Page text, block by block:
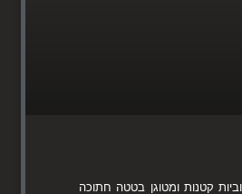
קטנות ומטוגן בטטה חתוכה